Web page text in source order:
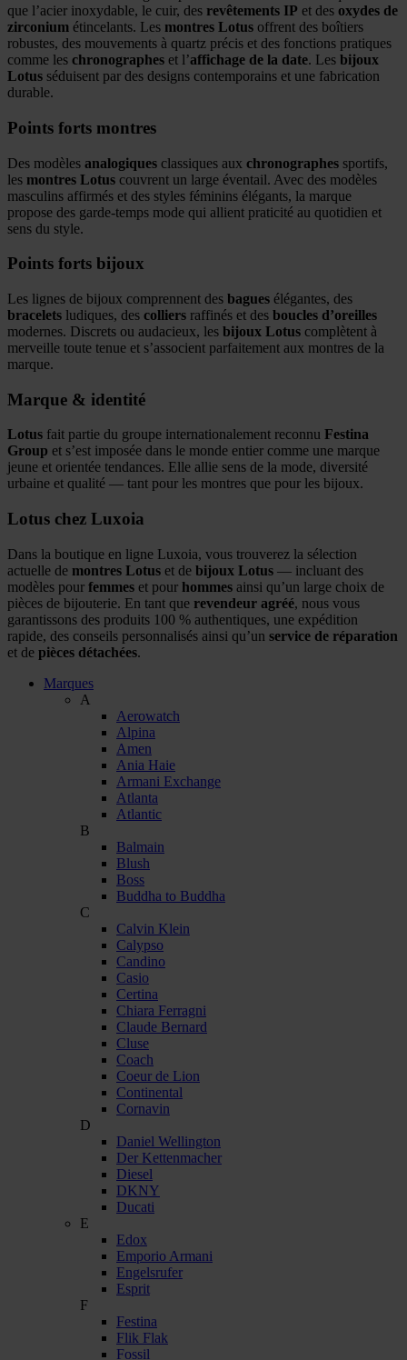
que l’acier inoxydable, le cuir, des revêtements IP et des oxydes de
zirconium étincelants. Les montres Lotus offrent des boîtiers
robustes, des mouvements à quartz précis et des fonctions pratiques
comme les chronographes et l’affichage de la date. Les bijoux
Lotus séduisent par des designs contemporains et une fabrication
durable.
Points forts montres
Des modèles analogiques classiques aux chronographes sportifs,
les montres Lotus couvrent un large éventail. Avec des modèles
masculins affirmés et des styles féminins élégants, la marque
propose des garde-temps mode qui allient praticité au quotidien et
sens du style.
Points forts bijoux
Les lignes de bijoux comprennent des bagues élégantes, des
bracelets ludiques, des colliers raffinés et des boucles d’oreilles
modernes. Discrets ou audacieux, les bijoux Lotus complètent à
merveille toute tenue et s’associent parfaitement aux montres de la
marque.
Marque & identité
Lotus fait partie du groupe internationalement reconnu Festina
Group et s’est imposée dans le monde entier comme une marque
jeune et orientée tendances. Elle allie sens de la mode, diversité
urbaine et qualité — tant pour les montres que pour les bijoux.
Lotus chez Luxoia
Dans la boutique en ligne Luxoia, vous trouverez la sélection
actuelle de montres Lotus et de bijoux Lotus — incluant des
modèles pour femmes et pour hommes ainsi qu’un large choix de
pièces de bijouterie. En tant que revendeur agréé, nous vous
garantissons des produits 100 % authentiques, une expédition
rapide, des conseils personnalisés ainsi qu’un service de réparation
et de pièces détachées.
Marques
A
Aerowatch
Alpina
Amen
Ania Haie
Armani Exchange
Atlanta
Atlantic
B
Balmain
Blush
Boss
Buddha to Buddha
C
Calvin Klein
Calypso
Candino
Casio
Certina
Chiara Ferragni
Claude Bernard
Cluse
Coach
Coeur de Lion
Continental
Cornavin
D
Daniel Wellington
Der Kettenmacher
Diesel
DKNY
Ducati
E
Edox
Emporio Armani
Engelsrufer
Esprit
F
Festina
Flik Flak
Fossil